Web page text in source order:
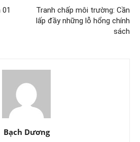
Tranh chấp môi trường: Cần
lấp đầy những lỗ hổng chính
sách
Bạch Dương